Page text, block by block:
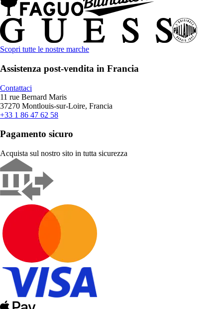
Scopri tutte le nostre marche
Assistenza post-vendita in Francia
Contattaci
11 rue Bernard Maris
37270 Montlouis-sur-Loire, Francia
+33 1 86 47 62 58
Pagamento sicuro
Acquista sul nostro sito in tutta sicurezza